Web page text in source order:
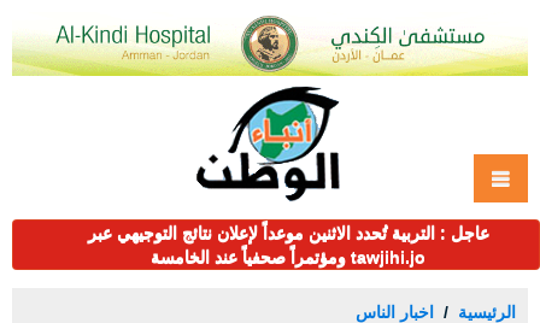
عاجل : التربية تُحدد الاثنين موعداً لإعلان نتائج التوجيهي عبر
tawjihi.jo ومؤتمراً صحفياً عند الخامسة
الرئيسية اخبار الناس